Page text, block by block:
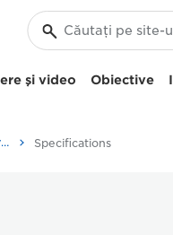
şi video Obiective
Canon DP-V2421 – Camere video Specifications